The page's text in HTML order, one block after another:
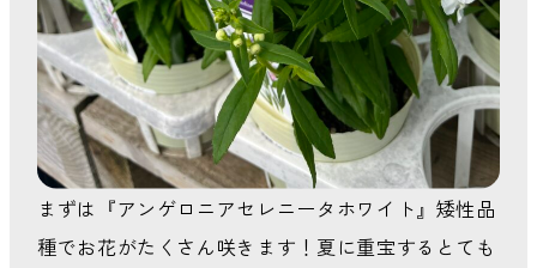
まずは『アンゲロニアセレニータホワイト』矮性品
種でお花がたくさん咲きます！夏に重宝するとても